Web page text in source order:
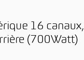
16 canaux,
(700Watt)